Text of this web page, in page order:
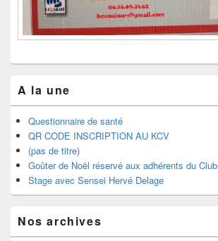
A la une
Questionnaire de santé
QR CODE INSCRIPTION AU KCV
(pas de titre)
Goûter de Noël réservé aux adhérents du Club
Stage avec Sensei Hervé Delage
Nos archives